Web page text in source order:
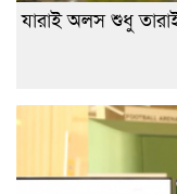
যারাই অলস শুধু